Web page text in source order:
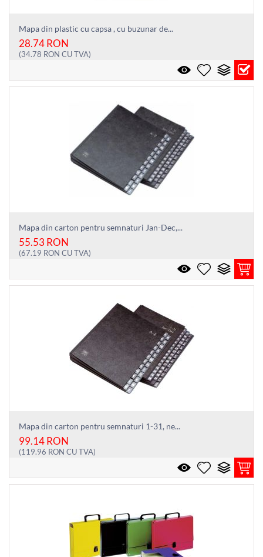
Mapa din plastic cu capsa , cu buzunar de...
28.74RON
(34.78 RON CU TVA)
Mapa din carton pentru semnaturi Jan-Dec,...
55.53 RON
(67.19 RON CU TVA)
Mapa din carton pentru semnaturi 1-31, ne...
99.14RON
(119.96 RON CU TVA)